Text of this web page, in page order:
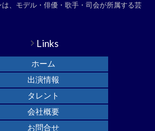
、モデル・俳優・歌手・司会が所属する芸
Links
ホーム
出演情報
タレント
会社概要
お問合せ